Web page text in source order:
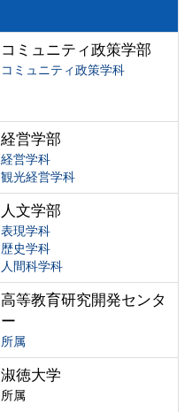
コミュニティ政策学部
コミュニティ政策学科
経営学部
経営学科
観光経営学科
人文学部
表現学科
歴史学科
人間科学科
高等教育研究開発センタ
ー
所属
淑徳大学
所属